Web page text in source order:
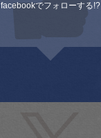
facebookでフォローする!?